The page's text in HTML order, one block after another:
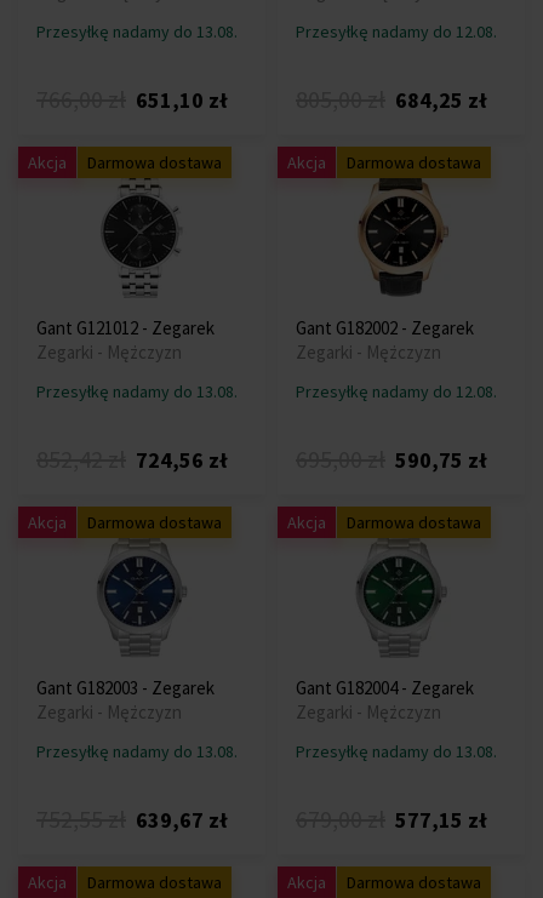
Przesyłkę nadamy do 13.08.
651,10 zł
Przesyłkę nadamy do 12.08.
684,25 zł
Akcja Darmowa dostawa
Gant G121012 - Zegarek
Zegarki - Mężczyzn
Przesyłkę nadamy do 13.08.
724,56 zł
Akcja Darmowa dostawa
Gant G182002 - Zegarek
Zegarki - Mężczyzn
Przesyłkę nadamy do 12.08.
590,75 zł
Akcja Darmowa dostawa
Gant G182003 - Zegarek
Zegarki - Mężczyzn
Przesyłkę nadamy do 13.08.
639,67 zł
Akcja Darmowa dostawa
Gant G182004 - Zegarek
Zegarki - Mężczyzn
Przesyłkę nadamy do 13.08.
577,15 zł
Akcja Darmowa dostawa Akcja Darmowa dostawa